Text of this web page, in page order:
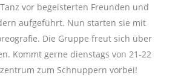
vor begeisterten Freunden und
aufgeführt. Nun starten sie mit
Die Gruppe freut sich über
Kommt gerne dienstags von 21-22
zum Schnuppern vorbei!